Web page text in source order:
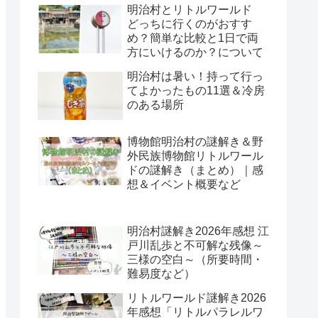
明治村とリトルワールド
どっちに行くのがおすす
め？簡単な比較と1日で両
方にいけるのか？について
明治村は暑い！持って行っ
てよかったもの11選＆冷房
のある場所
博物館明治村の謎解き＆野
外民族博物館リトルワール
ドの謎解き（まとめ）｜感
想＆イベント概要など
明治村謎解き2026年感想 江
戸川乱歩と不可解な残像～
三様の空白～（所要時間・
難易度など）
リトルワールド謎解き2026
年感想「リトルパラレルワ